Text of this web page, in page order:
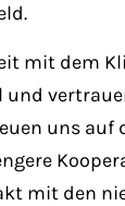
mit dem
uns auf
mit den